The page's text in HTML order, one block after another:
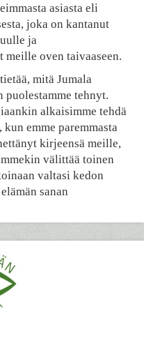
asiasta eli
joka on kantanut
ja
meille oven taivaaseen.
mitä Jumala
puolestamme tehnyt.
alkaisimme tehdä
emme paremmasta
kirjeensä meille,
välittää toinen
valtasi kedon
sanan